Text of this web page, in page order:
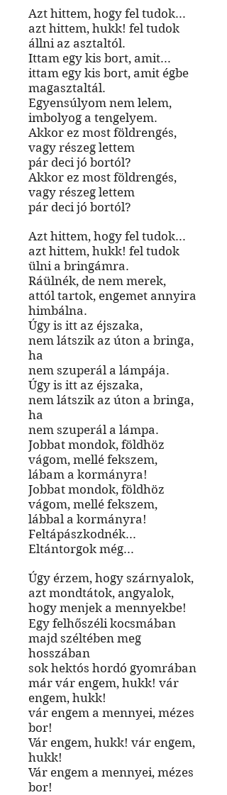
Azt hittem, hogy fel tudok...
azt hittem, hukk! fel tudok
állni az asztaltól.
Ittam egy kis bort, amit...
ittam egy kis bort, amit égbe
magasztaltál.
Egyensúlyom nem lelem,
imbolyog a tengelyem.
Akkor ez most földrengés,
vagy részeg lettem
pár deci jó bortól?
Akkor ez most földrengés,
vagy részeg lettem
pár deci jó bortól?
Azt hittem, hogy fel tudok...
azt hittem, hukk! fel tudok
ülni a bringámra.
Ráülnék, de nem merek,
attól tartok, engemet annyira
himbálna.
Úgy is itt az éjszaka,
nem látszik az úton a bringa,
ha
nem szuperál a lámpája.
Úgy is itt az éjszaka,
nem látszik az úton a bringa,
ha
nem szuperál a lámpa.
Jobbat mondok, földhöz
vágom, mellé fekszem,
lábam a kormányra!
Jobbat mondok, földhöz
vágom, mellé fekszem,
lábbal a kormányra!
Feltápászkodnék...
Eltántorgok még...
Úgy érzem, hogy szárnyalok,
azt mondtátok, angyalok,
hogy menjek a mennyekbe!
Egy felhőszéli kocsmában
majd széltében meg
hosszában
sok hektós hordó gyomrában
már vár engem, hukk! vár
engem, hukk!
vár engem a mennyei, mézes
bor!
Vár engem, hukk! vár engem,
hukk!
Vár engem a mennyei, mézes
bor!